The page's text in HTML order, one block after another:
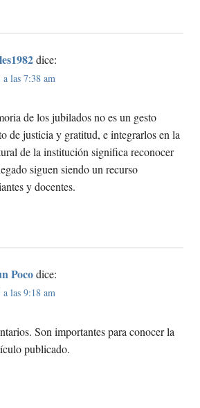
dice:
las 7:38 am
de los jubilados no es un gesto
de justicia y gratitud, e integrarlos en la
de la institución significa reconocer
siguen siendo un recurso
y docentes.
Pocodice:
las 9:18 am
Son importantes para conocer la
publicado.